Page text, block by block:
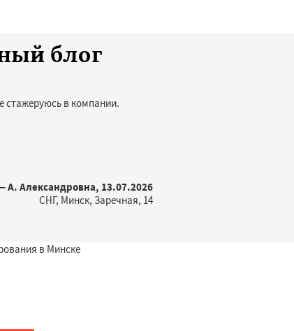
блог
стажеруюсь в компании.
А. Александровна, 13.07.2026
СНГ, Минск, Заречная, 14
в Минске